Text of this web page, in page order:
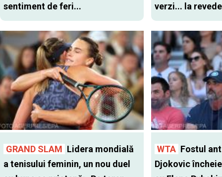
sentiment de feri...
verzi... la
GRAND SLAM Lidera mondială
a tenisului feminin, un nou duel
WTA Fostul
Djokovic